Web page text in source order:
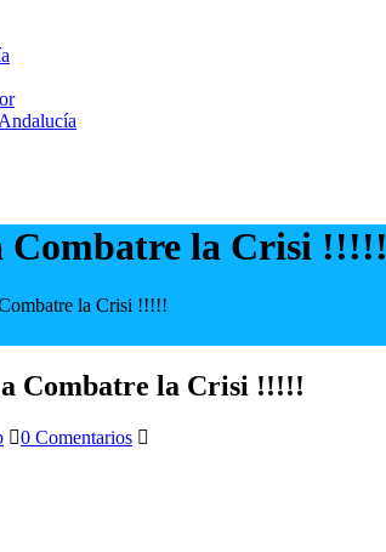
Combatre la Crisi !!!!!
la Crisi !!!!!
a Combatre la Crisi !!!!!
0 Comentarios